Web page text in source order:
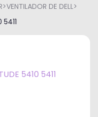
>VENTILADOR DE DELL>
5411
5410 5411